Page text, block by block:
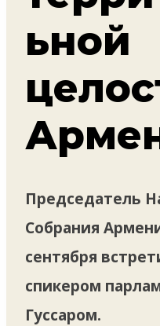
ьной
Председатель
Собрания
сентября
спикером
Гуссаром.